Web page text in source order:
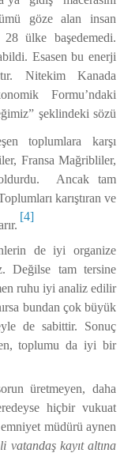
göze alan insan
ülke başedemedi.
Esasen bu enerji
Nitekim Kanada
Formu’ndaki
şeklindeki sözü
toplumlara karşı
Fransa Mağribliler,
Ancak tam
karıştıran ve
[4]
de iyi organize
Değilse tam tersine
ruhu iyi analiz edilir
bundan çok büyük
de sabittir. Sonuç
toplumu da iyi bir
üretmeyen, daha
hiçbir vukuat
müdürü aynen
vatandaş kayıt altına